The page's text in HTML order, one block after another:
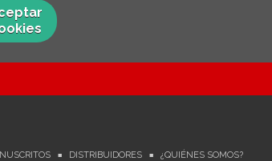
DISTRIBUIDORES ¿QUIÉNES SOMOS?